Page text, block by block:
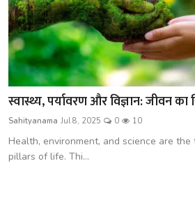
कहानी
कविता
आलेख
शख्सियत
धरोहर
स्वास्थ्य, पर्यावरण और विज्ञान: जीवन का
Sahityanama Jul 8, 2025 0 10
Health, environment, and science are
pillars of life. Thi...